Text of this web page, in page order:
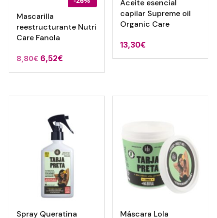
Mascarilla
reestructurante Nutri
Care Fanola
8,80€ El
precio
era:
6,52€El
precio
es:
Aceite esencial
capilar Supreme oil
Organic Care
13,30€
Spray Queratina
Máscara Lola